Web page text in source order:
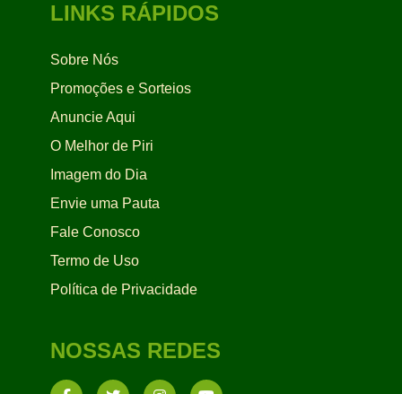
LINKS RÁPIDOS
Sobre Nós
Promoções e Sorteios
Anuncie Aqui
O Melhor de Piri
Imagem do Dia
Envie uma Pauta
Fale Conosco
Termo de Uso
Política de Privacidade
NOSSAS REDES